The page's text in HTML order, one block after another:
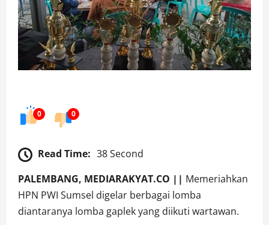
0 0
Read Time: 38 Second
PALEMBANG, MEDIARAKYAT.CO || Memeriahkan
HPN PWI Sumsel digelar berbagai lomba
diantaranya lomba gaplek yang diikuti wartawan.